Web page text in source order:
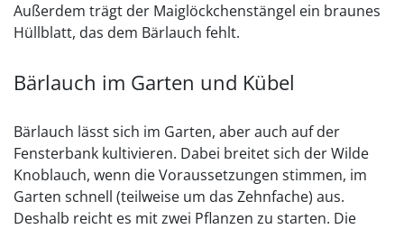
Außerdem trägt der Maiglöckchenstängel ein braunes
Hüllblatt, das dem Bärlauch fehlt.
Bärlauch im Garten und Kübel
Bärlauch lässt sich im Garten, aber auch auf der
Fensterbank kultivieren. Dabei breitet sich der Wilde
Knoblauch, wenn die Voraussetzungen stimmen, im
Garten schnell (teilweise um das Zehnfache) aus.
Deshalb reicht es mit zwei Pflanzen zu starten. Die